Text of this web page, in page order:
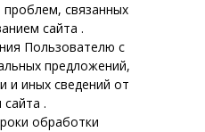
проблем, связанных
сайта .
Пользователю с
предложений,
и иных сведений от
.
обработки